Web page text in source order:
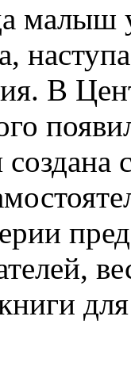
малыш
В